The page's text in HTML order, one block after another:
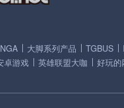
NGA 大脚系列产品 TGBUS
卓游戏 英雄联盟大咖 好玩的